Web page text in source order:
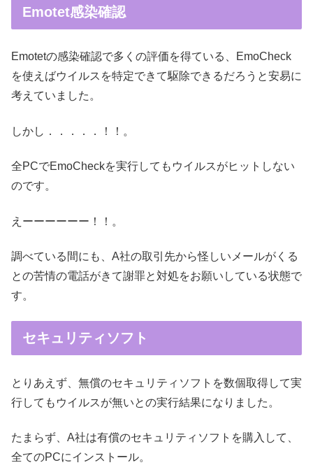
Emotet感染確認
Emotetの感染確認で多くの評価を得ている、EmoCheck
を使えばウイルスを特定できて駆除できるだろうと安易に
考えていました。
しかし．．．．．！！。
全PCでEmoCheckを実行してもウイルスがヒットしない
のです。
えーーーーーー！！。
調べている間にも、A社の取引先から怪しいメールがくる
との苦情の電話がきて謝罪と対処をお願いしている状態で
す。
セキュリティソフト
とりあえず、無償のセキュリティソフトを数個取得して実
行してもウイルスが無いとの実行結果になりました。
たまらず、A社は有償のセキュリティソフトを購入して、
全てのPCにインストール。